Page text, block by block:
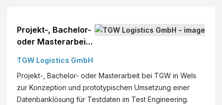
Projekt-, Bachelor-
oder Masterarbeit -
Testdaten
TGW Logistics GmbH
Projekt-, Bachelor- oder Masterarbeit bei TGW in Wels
zur Konzeption und prototypischen Umsetzung einer
Datenbanklösung für Testdaten im Test Engineering.